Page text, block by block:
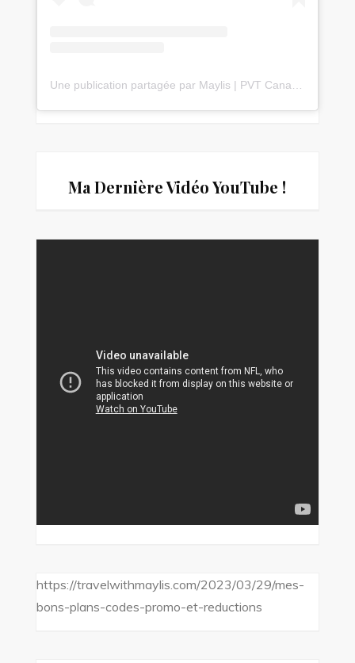
Ma Dernière Vidéo YouTube !
https://travelwithmaylis.com/2023/03/29/mes-
bons-plans-codes-promo-et-reductions